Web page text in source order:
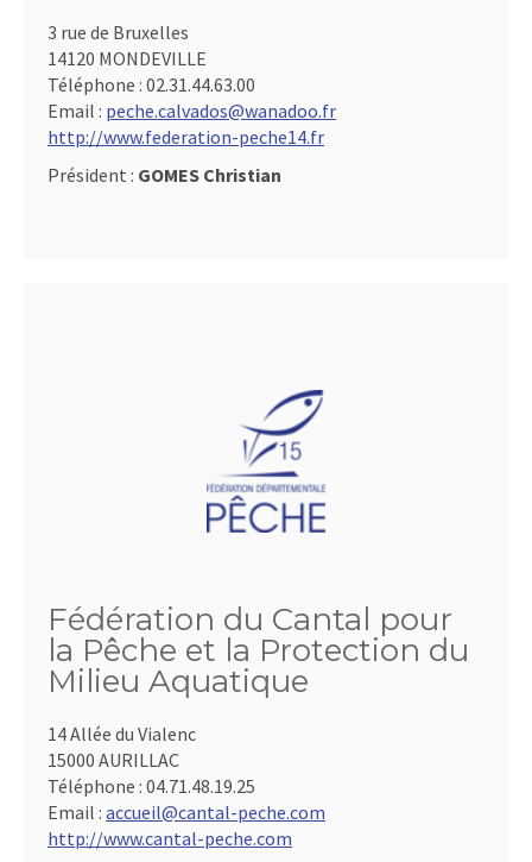
3 rue de Bruxelles
14120 MONDEVILLE
Téléphone : 02.31.44.63.00
Email : peche.calvados@wanadoo.fr
http://www.federation-peche14.fr
Président : GOMES Christian
Fédération du Cantal pour
la Pêche et la Protection du
Milieu Aquatique
14 Allée du Vialenc
15000 AURILLAC
Téléphone : 04.71.48.19.25
Email : accueil@cantal-peche.com
http://www.cantal-peche.com